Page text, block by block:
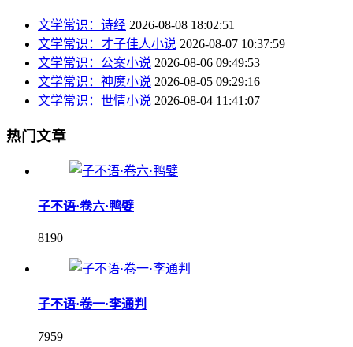
文学常识：诗经 2026-08-08 18:02:51
文学常识：才子佳人小说 2026-08-07 10:37:59
文学常识：公案小说 2026-08-06 09:49:53
文学常识：神魔小说 2026-08-05 09:29:16
文学常识：世情小说 2026-08-04 11:41:07
热门文章
子不语·卷六·鸭嬖
8190
子不语·卷一·李通判
7959